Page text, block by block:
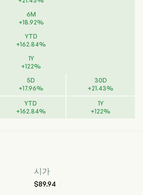
6M
+18.92%
YTD
+162.84%
1Y
+122%
5D
+17.96%
30D
+21.43%
YTD
+162.84%
1Y
+122%
시가
$89.94